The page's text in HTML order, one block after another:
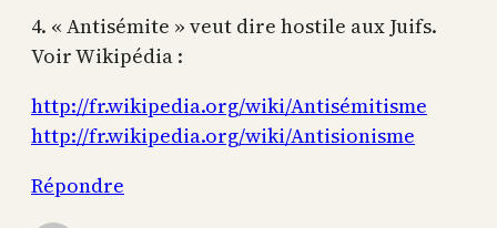
4. « Antisémite » veut dire hostile aux Juifs.
Voir Wikipédia :
http://fr.wikipedia.org/wiki/Antisémitisme
http://fr.wikipedia.org/wiki/Antisionisme
Répondre